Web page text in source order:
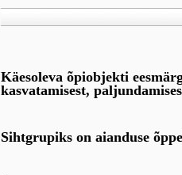
Käesoleva õpiobjekti
kasvatamisest,
Sihtgrupiks on aianduse